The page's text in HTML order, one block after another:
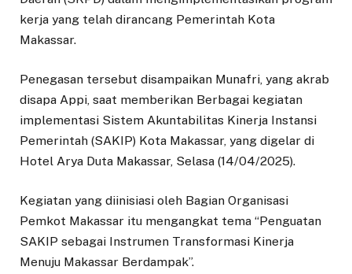
kerja yang telah dirancang Pemerintah Kota
Makassar.
Penegasan tersebut disampaikan Munafri, yang akrab
disapa Appi, saat memberikan Berbagai kegiatan
implementasi Sistem Akuntabilitas Kinerja Instansi
Pemerintah (SAKIP) Kota Makassar, yang digelar di
Hotel Arya Duta Makassar, Selasa (14/04/2025).
Kegiatan yang diinisiasi oleh Bagian Organisasi
Pemkot Makassar itu mengangkat tema “Penguatan
SAKIP sebagai Instrumen Transformasi Kinerja
Menuju Makassar Berdampak”.